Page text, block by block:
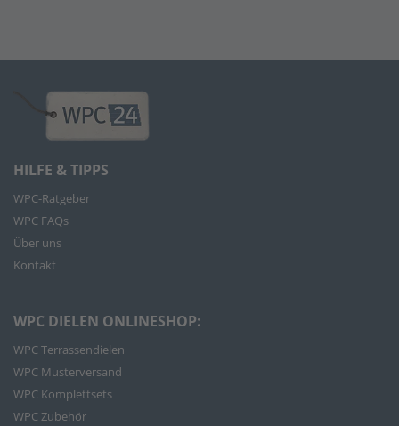
HILFE & TIPPS
WPC-Ratgeber
WPC FAQs
Über uns
Kontakt
WPC DIELEN ONLINESHOP:
WPC Terrassendielen
WPC Musterversand
WPC Komplettsets
WPC Zubehör